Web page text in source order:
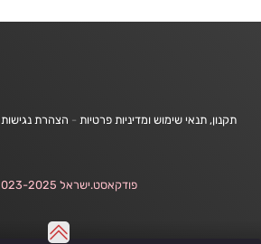
תקנון, תנאי שימוש ומדיניות פרטיות - הצהרת נגישות
פודקאסט.ישראל 2023-2025 ©